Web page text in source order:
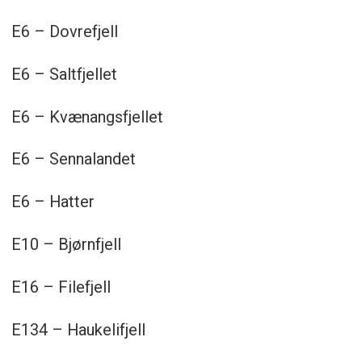
E6 – Dovrefjell
E6 – Saltfjellet
E6 – Kvænangsfjellet
E6 – Sennalandet
E6 – Hatter
E10 – Bjørnfjell
E16 – Filefjell
E134 – Haukelifjell